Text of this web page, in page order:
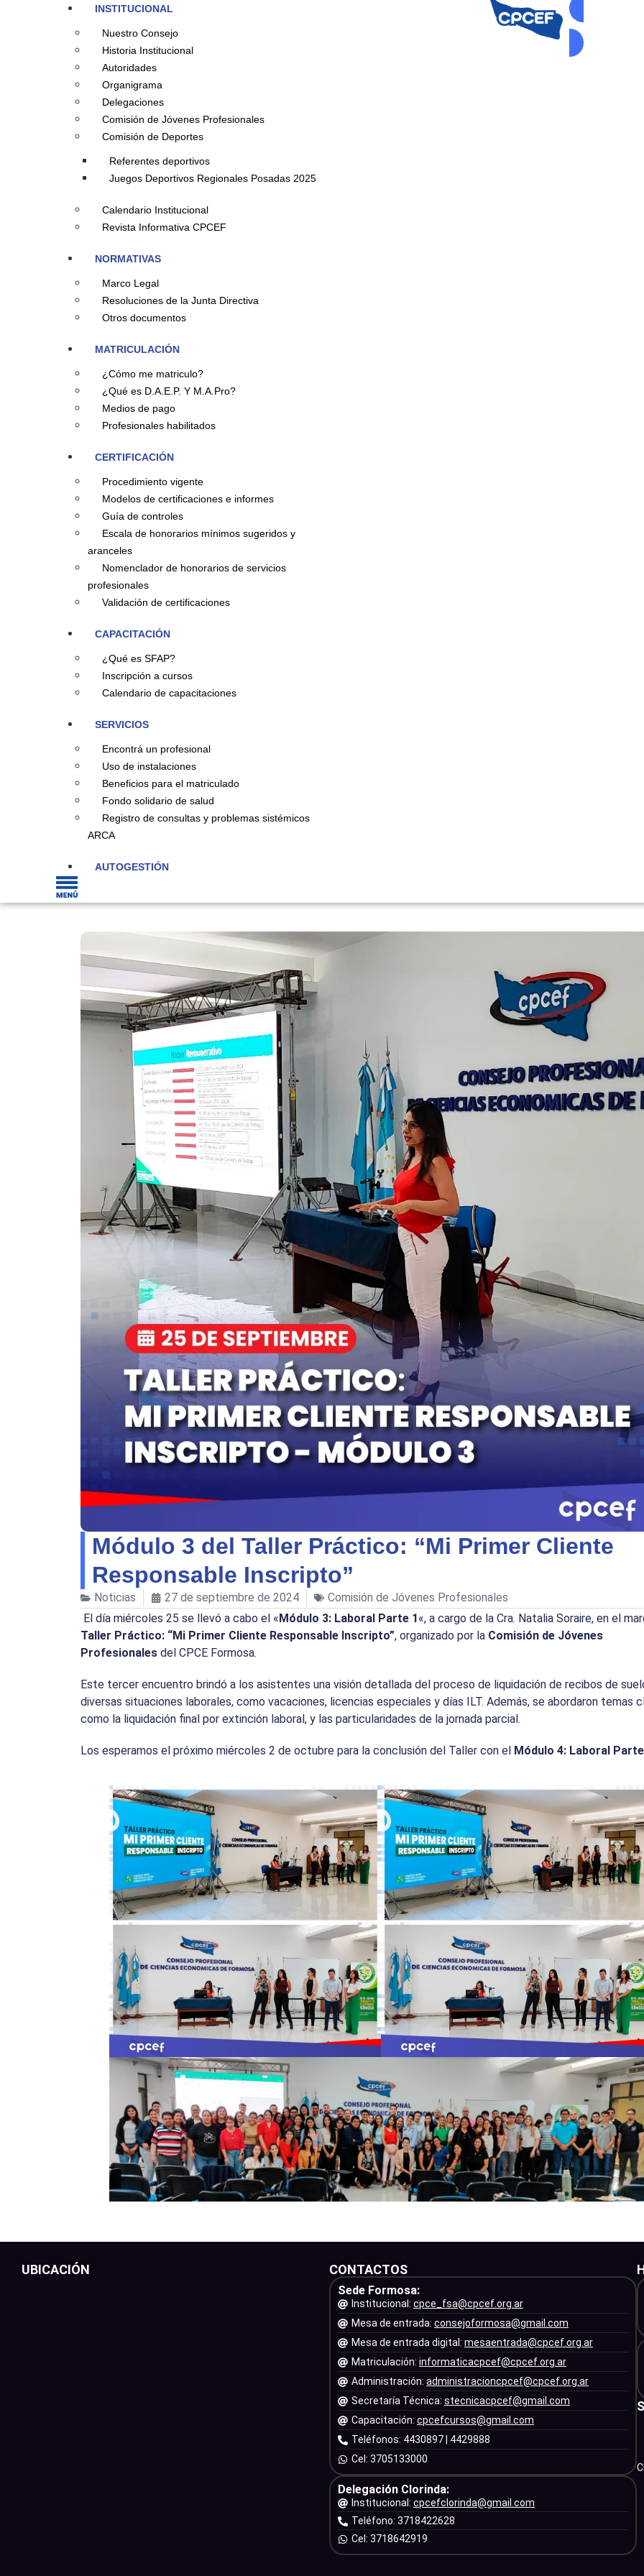
INSTITUCIONAL
Nuestro Consejo
Historia Institucional
Autoridades
Organigrama
Delegaciones
Comisión de Jóvenes Profesionales
Comisión de Deportes
Referentes deportivos
Juegos Deportivos Regionales Posadas 2025
Calendario Institucional
Revista Informativa CPCEF
NORMATIVAS
Marco Legal
Resoluciones de la Junta Directiva
Otros documentos
MATRICULACIÓN
¿Cómo me matriculo?
¿Qué es D.A.E.P. Y M.A.Pro?
Medios de pago
Profesionales habilitados
CERTIFICACIÓN
Procedimiento vigente
Modelos de certificaciones e informes
Guía de controles
Escala de honorarios mínimos sugeridos y
aranceles
Nomenclador de honorarios de servicios
profesionales
Validación de certificaciones
CAPACITACIÓN
¿Qué es SFAP?
Inscripción a cursos
Calendario de capacitaciones
SERVICIOS
Encontrá un profesional
Uso de instalaciones
Beneficios para el matriculado
Fondo solidario de salud
Registro de consultas y problemas sistémicos
ARCA
AUTOGESTIÓN
Módulo 3 del Taller Práctico: “Mi Primer Cliente
Responsable Inscripto”
Noticias 27 de septiembre de 2024
Comisión de Jóvenes Profesionales
El día miércoles 25 se llevó a cabo el «Módulo 3: Laboral Parte 1«, a cargo de la Cra. Natalia Soraire, en el
Taller Práctico: “Mi Primer Cliente Responsable Inscripto”, organizado por la Comisión de Jóvenes
Profesionales del CPCE Formosa.
Este tercer encuentro brindó a los asistentes una visión detallada del proceso de liquidación de recibos de
diversas situaciones laborales, como vacaciones, licencias especiales y días ILT. Además, se abordaron temas
como la liquidación final por extinción laboral, y las particularidades de la jornada parcial.
Los esperamos el próximo miércoles 2 de octubre para la conclusión del Taller con el Módulo 4: Laboral
UBICACIÓN CONTACTOS
Sede Formosa:
Institucional: cpce_fsa@cpcef.org.ar
Mesa de entrada: consejoformosa@gmail.com
Mesa de entrada digital: mesaentrada@cpcef.org.ar
Matriculación: informaticacpcef@cpcef.org.ar
Administración: administracioncpcef@cpcef.org.ar
Secretaría Técnica: stecnicacpcef@gmail.com
Capacitación: cpcefcursos@gmail.com
Teléfonos: 4430897 | 4429888
Cel: 3705133000
Delegación Clorinda:
Institucional: cpcefclorinda@gmail.com
Teléfono: 3718422628
Cel: 3718642919